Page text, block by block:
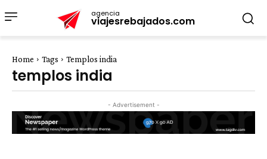
agencia
viajesrebajados.com
Home Tags Templos india
templos india
- Advertisement -